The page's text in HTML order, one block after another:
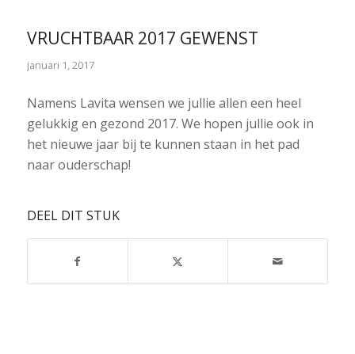
VRUCHTBAAR 2017 GEWENST
januari 1, 2017
Namens Lavita wensen we jullie allen een heel
gelukkig en gezond 2017. We hopen jullie ook in
het nieuwe jaar bij te kunnen staan in het pad
naar ouderschap!
DEEL DIT STUK